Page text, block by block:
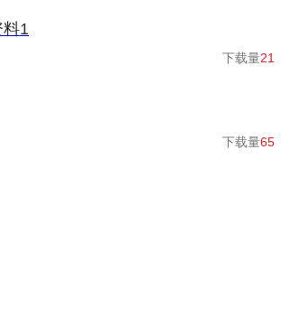
料1
下载量21
下载量65